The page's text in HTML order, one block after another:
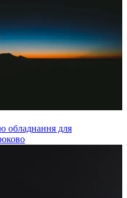
обладнання для